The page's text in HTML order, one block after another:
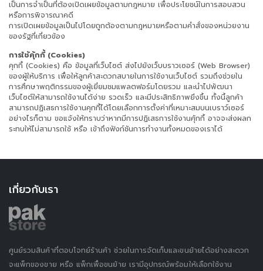
เป็นการจำเป็นที่ต้องเปิดเผยข้อมูลตามกฎหมาย เพื่อประโยชน์ในการสอบสวน
หรือการพิจารณาคดี
การเปิดเผยข้อมูลเป็นไปโดยถูกต้องตามกฎหมายหรือตามคำสั่งของหน่วยงาน
ของรัฐที่เกี่ยวข้อง
การใช้คุ้กกี้ (Cookies)
คุกกี้ (Cookies) คือ ข้อมูลที่เว็บไซต์ ส่งไปยังเว็บบราวเซอร์ (Web Browser)
ของผู้ให้บริการ เพื่อให้ลูกค้าสะดวกสบายในการใช้งานเว็บไซต์ รวมถึงช่วยใน
การศึกษาพฤติกรรมของผู้เยี่ยมชมแพลตฟอร์มโดยรวม และนำไปพัฒนา
เว็บไซต์ให้สามารถใช้งานได้ง่าย รวดเร็ว และมีประสิทธิภาพยิ่งขึ้น ทั้งนี้ลูกค้า
สามารถปฏิเสธการใช้งานคุกกี้ได้โดยเลือกการตั้งค่าที่เหมาะสมบนเบราว์เซอร์
อย่างไรก็ตาม ขอแจ้งให้ทราบว่าหากมีการปฏิเสธการใช้งานคุ้กกี้ อาจจะส่งผลก
ระทบให้ไม่สามารถใช้ หรือ เข้าถึงฟังก์ชันการทำงานทั้งหมดของเราได้
เกี่ยวกับเรา
ศูนย์รวมสินค้าที่ตอบโจทย์ร้านค้า ช่วยในการจัดเก็บและขนย้ายได้อย่างสะดวก
จะแพ็กของขาย หรือ แพ็กเพื่อขนย้าย เรามีอุปกรณ์พร้อมให้เลือกใช้งาน